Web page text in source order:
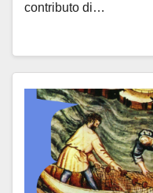
contributo di…